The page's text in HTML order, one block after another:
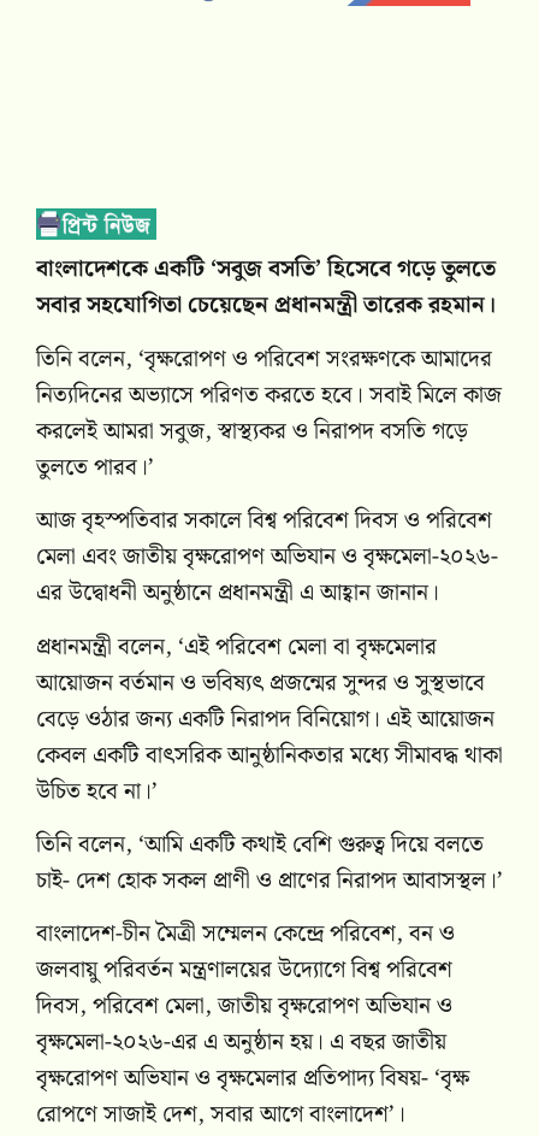
বাংলাদেশকে একটি ‘সবুজ বসতি’ হিসেবে গড়ে তুলতে
সবার সহযোগিতা চেয়েছেন প্রধানমন্ত্রী তারেক রহমান।
তিনি বলেন, ‘বৃক্ষরোপণ ও পরিবেশ সংরক্ষণকে আমাদের
নিত্যদিনের অভ্যাসে পরিণত করতে হবে। সবাই মিলে কাজ
করলেই আমরা সবুজ, স্বাস্থ্যকর ও নিরাপদ বসতি গড়ে
তুলতে পারব।’
আজ বৃহস্পতিবার সকালে বিশ্ব পরিবেশ দিবস ও পরিবেশ
মেলা এবং জাতীয় বৃক্ষরোপণ অভিযান ও বৃক্ষমেলা-২০২৬-
এর উদ্বোধনী অনুষ্ঠানে প্রধানমন্ত্রী এ আহ্বান জানান।
প্রধানমন্ত্রী বলেন, ‘এই পরিবেশ মেলা বা বৃক্ষমেলার
আয়োজন বর্তমান ও ভবিষ্যৎ প্রজন্মের সুন্দর ও সুস্থভাবে
বেড়ে ওঠার জন্য একটি নিরাপদ বিনিয়োগ। এই আয়োজন
কেবল একটি বাৎসরিক আনুষ্ঠানিকতার মধ্যে সীমাবদ্ধ থাকা
উচিত হবে না।’
তিনি বলেন, ‘আমি একটি কথাই বেশি গুরুত্ব দিয়ে বলতে
চাই- দেশ হোক সকল প্রাণী ও প্রাণের নিরাপদ আবাসস্থল।’
বাংলাদেশ-চীন মৈত্রী সম্মেলন কেন্দ্রে পরিবেশ, বন ও
জলবায়ু পরিবর্তন মন্ত্রণালয়ের উদ্যোগে বিশ্ব পরিবেশ
দিবস, পরিবেশ মেলা, জাতীয় বৃক্ষরোপণ অভিযান ও
বৃক্ষমেলা-২০২৬-এর এ অনুষ্ঠান হয়। এ বছর জাতীয়
বৃক্ষরোপণ অভিযান ও বৃক্ষমেলার প্রতিপাদ্য বিষয়- ‘বৃক্ষ
রোপণে সাজাই দেশ, সবার আগে বাংলাদেশ’।